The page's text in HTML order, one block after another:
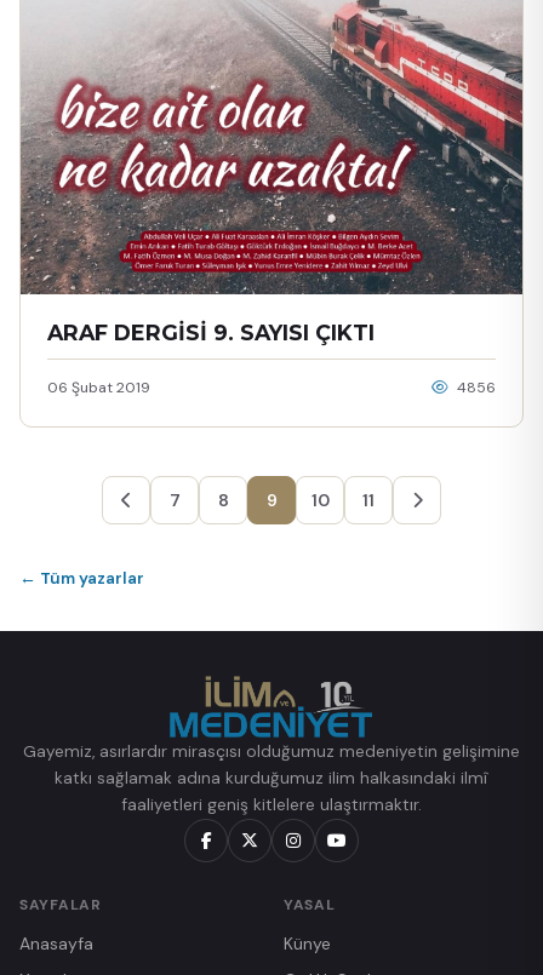
ARAF DERGİSİ 9. SAYISI ÇIKTI
06 Şubat 2019 4856
7 8 9 10 11
← Tüm yazarlar
Gayemiz, asırlardır mirasçısı olduğumuz medeniyetin gelişimine
katkı sağlamak adına kurduğumuz ilim halkasındaki ilmî
faaliyetleri geniş kitlelere ulaştırmaktır.
SAYFALAR
Anasayfa
YASAL
Künye